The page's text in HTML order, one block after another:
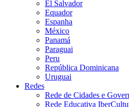
El Salvador
Equador
Espanha
México
Panamá
Paraguai
Peru
República Dominicana
Uruguai
Redes
Rede de Cidades e
Rede Educativa